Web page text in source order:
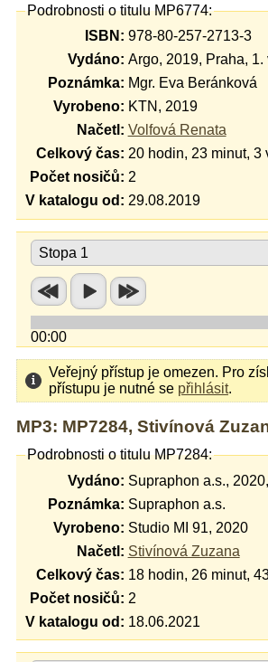
Podrobnosti o titulu MP6774:
ISBN: 978-80-257-2713-3
Vydáno: Argo, 2019, Praha, 1.
Poznámka: Mgr. Eva Beránková
Vyrobeno: KTN, 2019
Načetl: Volfová Renata
Celkový čas: 20 hodin, 23 minut, 3
Počet nosičů: 2
V katalogu od: 29.08.2019
Stopa 1
00:00
Veřejný přístup je omezen. Pro
přístupu je nutné se přihlásit.
MP3: MP7284, Stivínová
Podrobnosti o titulu MP7284:
Vydáno: Supraphon a.s.,
Poznámka: Supraphon a.s.
Vyrobeno: Studio MI 91, 2020
Načetl: Stivínová Zuzana
Celkový čas: 18 hodin, 26 minut,
Počet nosičů: 2
V katalogu od: 18.06.2021